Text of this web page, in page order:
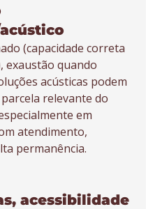
(capacidade correta
exaustão quando
acústicas podem
relevante do
em
atendimento,
permanência.
acessibilidade